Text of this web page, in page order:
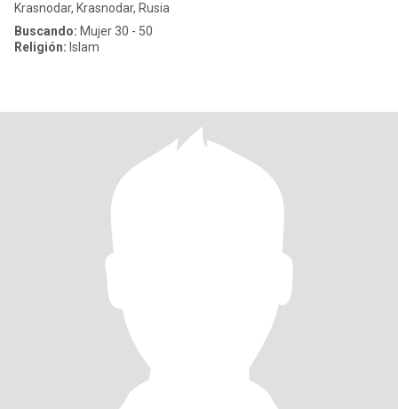
Krasnodar, Krasnodar, Rusia
Buscando: Mujer 30 - 50
Religión: Islam